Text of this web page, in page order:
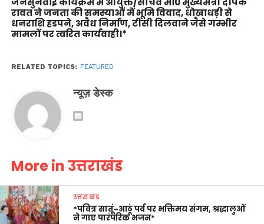
रावत ने जनता की समस्याओं में भूमि विवाद, धोखाधड़ी से
धनराशि हडपने, अवैध निर्माण, टीसी दिलवाने जैसे गम्भीर
मामलों पर त्वरित कार्यवाही।*
RELATED TOPICS: FEATURED
न्यूज़ डेस्क
More in उत्तराखंड
उत्तराखंड
*पवित्र सातूं-आठूं पर्व पर भक्तिमय संगम, श्रद्धालुओं
ने गाए पारंपरिक भजन*